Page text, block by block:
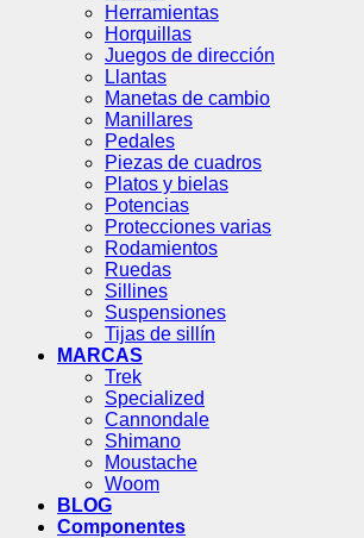
Herramientas
Horquillas
Juegos de dirección
Llantas
Manetas de cambio
Manillares
Pedales
Piezas de cuadros
Platos y bielas
Potencias
Protecciones varias
Rodamientos
Ruedas
Sillines
Suspensiones
Tijas de sillín
MARCAS
Trek
Specialized
Cannondale
Shimano
Moustache
Woom
BLOG
Componentes